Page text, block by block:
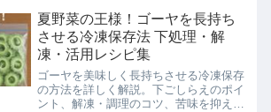
失敗せずプロの味を再現できます。
夏野菜の王様！ゴーヤを長持ち
させる冷凍保存法 下処理・解
凍・活用レシピ集
ゴーヤを美味しく長持ちさせる冷凍保存
の方法を詳しく解説。下ごしらえのポイ
ント、解凍・調理のコツ、苦味を抑える